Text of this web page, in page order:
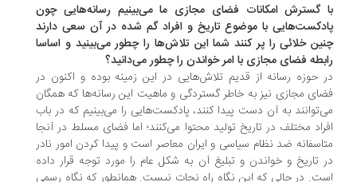
گسترش امکانات فضای مجازی ما می‌بینیم رسانه‌هایی چون
با موضوع تاریخ و افراد گم شده در آن سعی دارند
خلائی را پر کنند شما این تلاش‌ها را چطور می‌بینید و اساسا
فضای مجازی با امر خواندن را چطور می‌دانید؟
حوزه رسانه از قدیم تلاش‌هایی در این زمینه بوده و اکنون در
مجازی نیز به خاطر گستردگی و ماهیت این رسانه‌ها که همگان
به آن دست پیدا کنند، پادکست‌هایی را می‌بینیم که در باب
مختلف در تاریخ تولید محتوا می‌کنند؛ اما فضای مسلط در آنجا
ضد نظام سیاسی و ایران معاصر است و پیدا کردن امور نادر
تاریخ و خواندن و تبلیغ آن به شکل عام را مورد توجه قرار داده
در حالی که این نگاه راه نجات نیست. همانطور که نگاه رسمی